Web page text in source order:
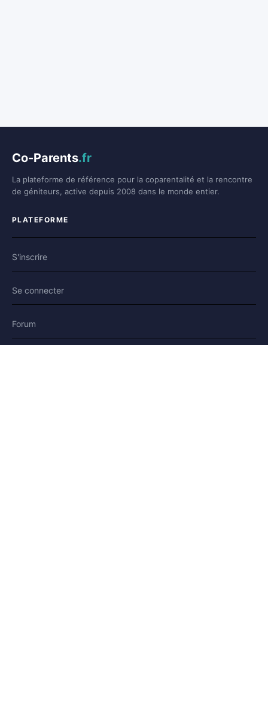
Co-Parents.fr
La plateforme de référence pour la coparentalité et la rencontre
de géniteurs, active depuis 2008 dans le monde entier.
PLATEFORME
S'inscrire
Se connecter
Forum